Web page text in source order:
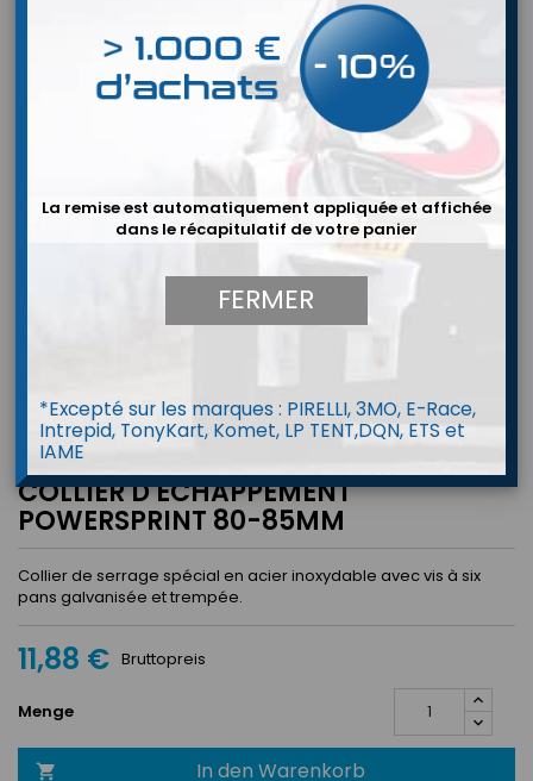
COLLIER D ECHAPPEMENT
POWERSPRINT 80-85MM
Collier de serrage spécial en acier inoxydable avec vis à six
pans galvanisée et trempée.
11,88 € Bruttopreis
Menge
 In den Warenkorb
La remise est automatiquement appliquée et affichée
dans le récapitulatif de votre panier
FERMER
*Excepté sur les marques : PIRELLI, 3MO, E-Race,
Intrepid, TonyKart, Komet, LP TENT,DQN, ETS et
IAME